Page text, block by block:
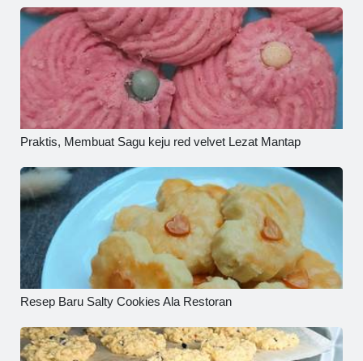
Praktis, Membuat Sagu keju red velvet Lezat Mantap
Resep Baru Salty Cookies Ala Restoran